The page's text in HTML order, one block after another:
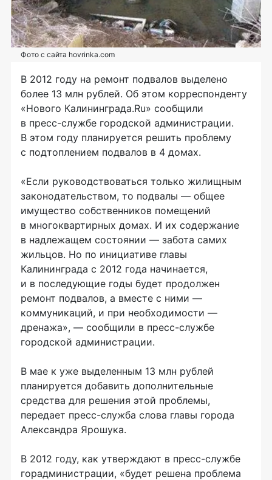
Фото с сайта hovrinka.com
В 2012 году на ремонт подвалов выделено
более 13 млн рублей. Об этом корреспонденту
«Нового Калининграда.Ru» сообщили
в пресс-службе городской администрации.
В этом году планируется решить проблему
с подтоплением подвалов в 4 домах.
«Если руководствоваться только жилищным
законодательством, то подвалы — общее
имущество собственников помещений
в многоквартирных домах. И их содержание
в надлежащем состоянии — забота самих
жильцов. Но по инициативе главы
Калининграда с 2012 года начинается,
и в последующие годы будет продолжен
ремонт подвалов, а вместе с ними —
коммуникаций, и при необходимости —
дренажа», — сообщили в пресс-службе
городской администрации.
В мае к уже выделенным 13 млн рублей
планируется добавить дополнительные
средства для решения этой проблемы,
передает пресс-служба слова главы города
Александра Ярошука.
В 2012 году, как утверждают в пресс-службе
горадминистрации, «будет решена проблема